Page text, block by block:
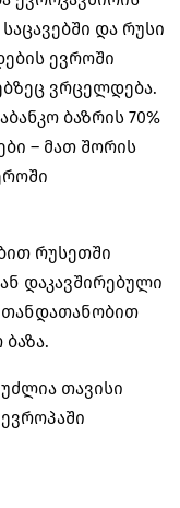
და რუსი
ევროში
ვრცელდება.
ბაზრის 70%
– მათ შორის
რუსეთში
დაკავშირებული
თანდათანობით
თავისი